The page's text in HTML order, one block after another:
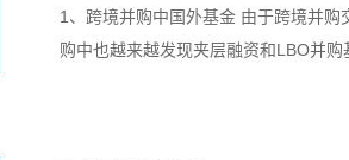
1、跨境并购中国外基金 由于跨境并
购中也越来越发现夹层融资和LBO并